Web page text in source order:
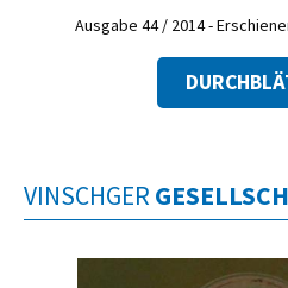
Ausgabe 44 / 2014 -
VINSCHGER